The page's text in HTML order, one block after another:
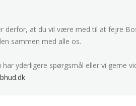
derfor, at du vil være med til at fejre
sammen med alle os.
har yderligere spørgsmål eller vi gerne